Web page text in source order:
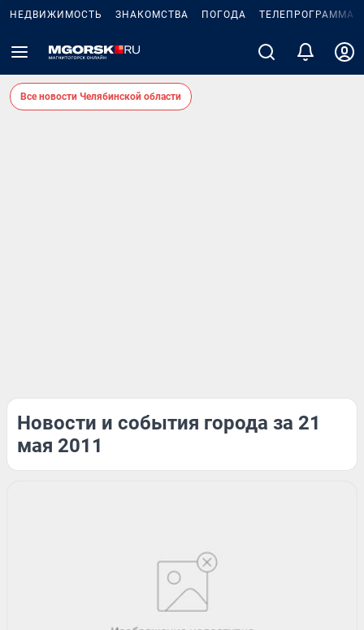
НЕДВИЖИМОСТЬ ЗНАКОМСТВА ПОГОДА ТЕЛЕПРОГРАММА
Все новости Челябинской области
Новости и события города за 21
мая 2011